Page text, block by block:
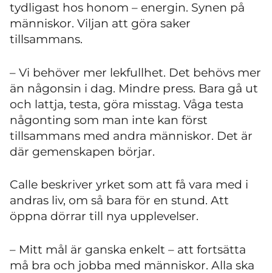
tydligast hos honom – energin. Synen på
människor. Viljan att göra saker
tillsammans.
– Vi behöver mer lekfullhet. Det behövs mer
än någonsin i dag. Mindre press. Bara gå ut
och lattja, testa, göra misstag. Våga testa
någonting som man inte kan först
tillsammans med andra människor. Det är
där gemenskapen börjar.
Calle beskriver yrket som att få vara med i
andras liv, om så bara för en stund. Att
öppna dörrar till nya upplevelser.
– Mitt mål är ganska enkelt – att fortsätta
må bra och jobba med människor. Alla ska